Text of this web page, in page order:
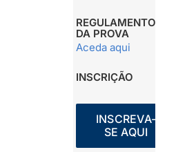
REGULAMENTO
DA PROVA
Aceda aqui
INSCRIÇÃO
INSCREVA-
SE AQUI